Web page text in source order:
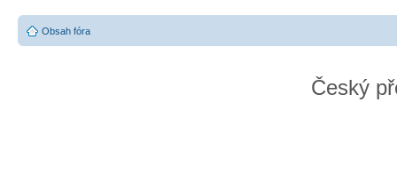
Obsah fóra
Český